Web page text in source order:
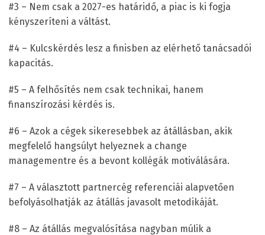
#3 – Nem csak a 2027-es határidő, a piac is ki fogja
kényszeríteni a váltást.
#4 – Kulcskérdés lesz a finisben az elérhető tanácsadói
kapacitás.
#5 – A felhősítés nem csak technikai, hanem
finanszírozási kérdés is.
#6 – Azok a cégek sikeresebbek az átállásban, akik
megfelelő hangsúlyt helyeznek a change
managementre és a bevont kollégák motiválására.
#7 – A választott partnercég referenciái alapvetően
befolyásolhatják az átállás javasolt metodikáját.
#8 – Az átállás megvalósítása nagyban múlik a